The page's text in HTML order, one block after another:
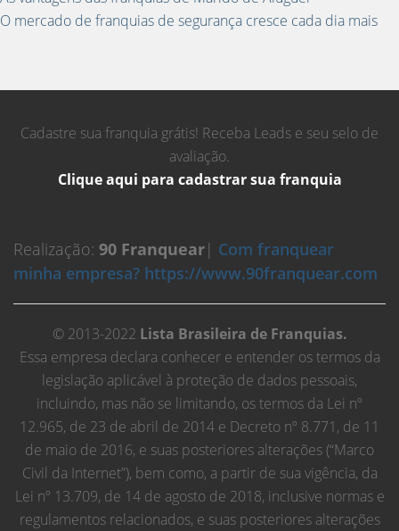
O mercado de franquias de segurança cresce cada dia mais
Cadastre sua franquia grátis! Receba Leads e seu selo de
avaliação.
Clique aqui para cadastrar sua franquia
Realização: 90 Franquear| Com franquear
minha empresa? https://www.90franquear.com
© 2013-2022 Lista Brasileira de Franquias.
Essa empresa declara conhecer e entender os termos da
legislação aplicável à proteção de dados pessoais,
incluindo, mas não se limitando, os termos da Lei nº
12.965, de 23 de abril de 2014 e Decreto nº 8.771, de 11
de maio de 2016, e suas posteriores alterações (“Marco
Civil da Internet”), bem como, a partir de sua vigência, da
Lei nº 13.709, de 14 de agosto de 2018, inclusive normas e
regulamentos relacionados, e suas posteriores alterações